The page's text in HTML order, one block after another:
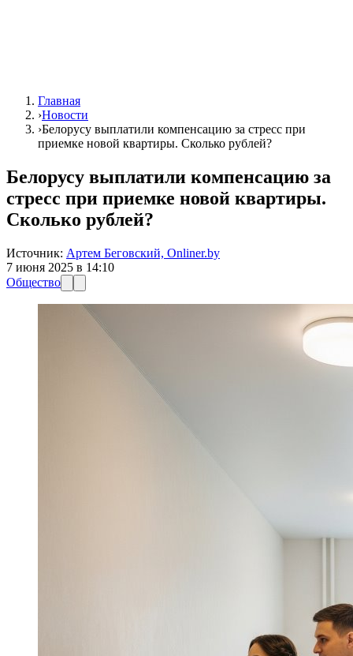
Главная
›Новости
›Белорусу выплатили компенсацию за стресс при
приемке новой квартиры. Сколько рублей?
Белорусу выплатили компенсацию за
стресс при приемке новой квартиры.
Сколько рублей?
Источник: Артем Беговский, Onliner.by
7 июня 2025 в 14:10
Общество